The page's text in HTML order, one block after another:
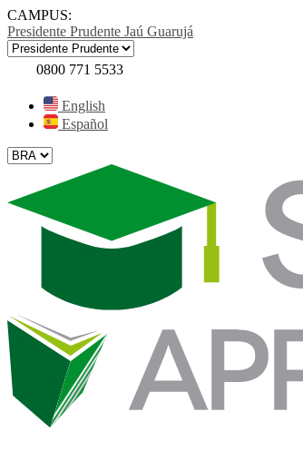
CAMPUS:
Presidente Prudente Jaú Guarujá
0800 771 5533
English
Español